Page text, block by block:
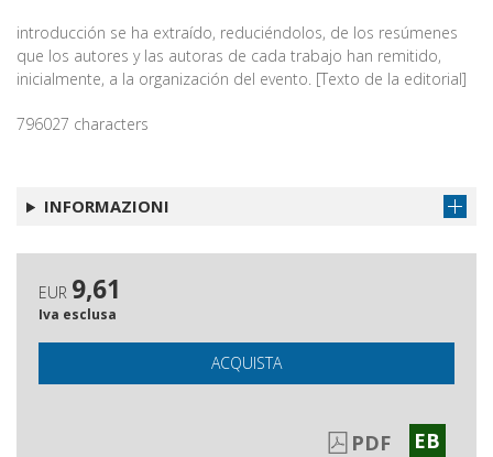
introducción se ha extraído, reduciéndolos, de los resúmenes
que los autores y las autoras de cada trabajo han remitido,
inicialmente, a la organización del evento. [Texto de la editorial]
796027 characters
INFORMAZIONI
EUR 9,61
Iva esclusa
ACQUISTA
PDF EB